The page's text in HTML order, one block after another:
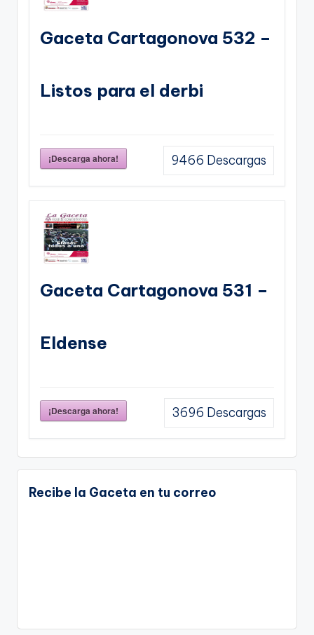
Gaceta Cartagonova 532 –
Listos para el derbi
¡Descarga ahora! 9466 Descargas
Gaceta Cartagonova 531 –
Eldense
¡Descarga ahora! 3696 Descargas
Recibe la Gaceta en tu correo